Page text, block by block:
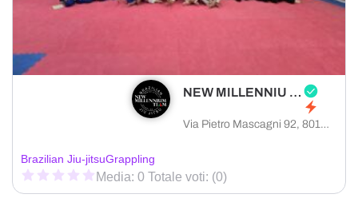
NEW MILLENNIU TEAM
Via Pietro Mascagni 92, 80128 Napoli città metropolitana di Napoli, Italia
Brazilian Jiu-jitsuGrappling
Media: 0 Totale voti: (0)